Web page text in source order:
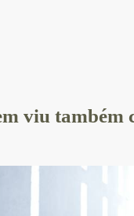
viu também